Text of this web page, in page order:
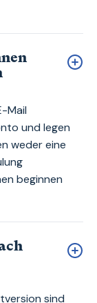
Mail
und legen
weder eine
beginnen
sind